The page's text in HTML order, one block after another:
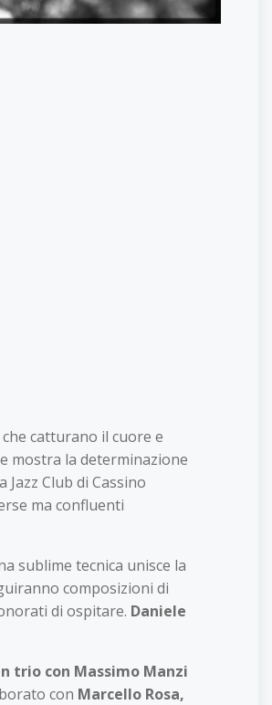
catturano il cuore e
mostra la determinazione
Club di Cassino
ma confluenti
sublime tecnica unisce la
composizioni di
di ospitare. Daniele
trio con Massimo Manzi
con Marcello Rosa,